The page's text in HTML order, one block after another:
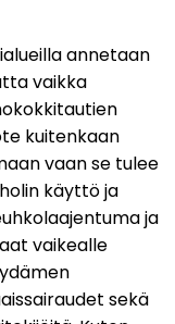
annetaan
vaikka
kuitenkaan
vaan se tulee
käyttö ja
ja
vaikealle
sekä